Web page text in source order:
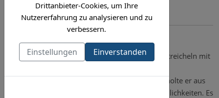
Bilder finden sich hier
Ranger Ömmes in der Post
Am Samstag. 24.9.2016 fand das große Zapfenstreicheln mit
ordnungsliebender Schutzbereichsbeauftragter holte er aus
zum Rundumschlag durchs Unterholz der Befindlichkeiten. Es
Drittanbieter-Cookies, um Ihre
Nutzererfahrung zu analysieren und zu
verbessern.
Einstellungen Einverstanden